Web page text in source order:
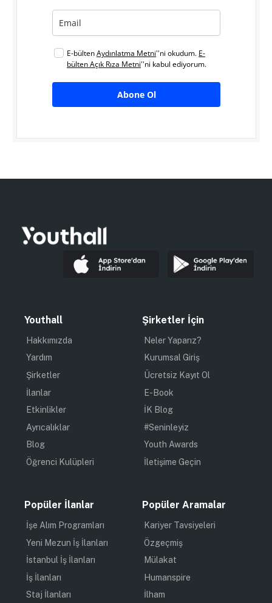
E-bültenAydınlatma Metni''ni okudum. E-
bülten Açık Rıza Metni''ni kabul ediyorum.
Abone Ol
Youthall
Hakkımızda
Yardım
Şirketler
İlanlar
Etkinlikler
Ayrıcalıklar
Blog
Öğrenci Kulüpleri
Şirketler İçin
Neler Yaparız?
Kurumsal Giriş
Ücretsiz Kayıt Ol
E-Book
İK Blog
#Seninleyiz
Youth Awards
İletişime Geçin
Popüler İlanlar
İşe Alım Programları
Yeni Mezun İş İlanları
İstanbul İş İlanları
İş İlanları
Staj İlanları
Popüler Aramalar
Kariyer Tavsiyeleri
Özgeçmiş
Mülakat
Humanspire
İlham